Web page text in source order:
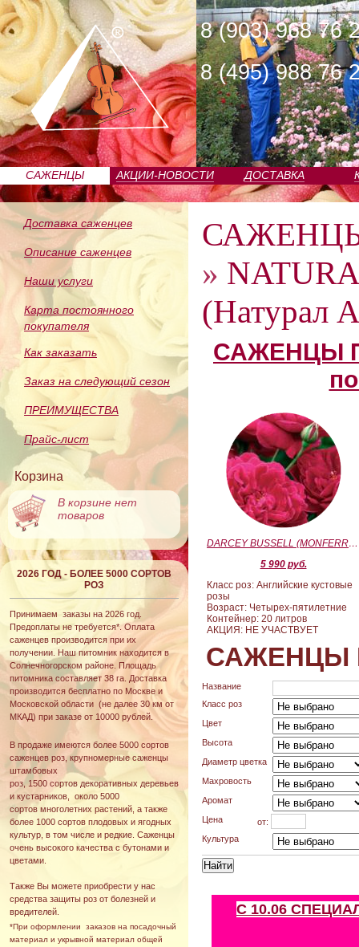
8 (903) 968 76
8 (495) 988 76
САЖЕНЦЫ
ПИТОМНИКА
АКЦИИ-НОВОСТИ ДОСТАВКА
Доставка саженцев
Описание саженцев
Наши услуги
Карта постоянного
покупателя
Как заказать
Заказ на следующий сезон
ПРЕИМУЩЕСТВА
Прайс-лист
Корзина
В корзине нет
товаров
2026 ГОД - БОЛЕЕ 5000 СОРТОВ
РОЗ
Принимаем заказы на 2026 год.
Предоплаты не требуется*. Оплата
саженцев производится при их
получении. Наш питомник находится в
Солнечногорском районе. Площадь
питомника составляет 38 га. Доставка
производится бесплатно по Москве и
Московской области (не далее 30 км от
МКАД) при заказе от 10000 рублей.
В продаже имеются более 5000 сортов
саженцев роз, крупномерные саженцы
штамбовых
роз, 1500 сортов декоративных деревьев
и кустарников, около 5000
сортов многолетних растений, а также
более 1000 сортов плодовых и ягодных
культур, в том числе и редкие. Саженцы
очень высокого качества с бутонами и
цветами.
Также Вы можете приобрести у нас
средства защиты роз от болезней и
вредителей.
*При оформлении заказов на посадочный
материал и укрывной материал общей
»
(Натурал
САЖЕНЦЫ
DARCEY BUSSELL (MONFERRATO) (Дарси Басл)
5 990 руб.
Класс роз: Английские кустовые
розы
Возраст: Четырех-пятилетние
Контейнер: 20 литров
АКЦИЯ: НЕ УЧАСТВУЕТ
САЖЕНЦЫ
Название
Класс роз
Цвет
Высота
Диаметр цветка
Махровость
Аромат
Цена
от:
Культура
С 10.06